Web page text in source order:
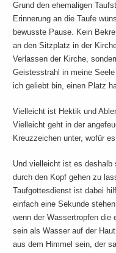
Grund den ehemaligen
Erinnerung an die Taufe
bewusste Pause. Kein
an den Sitzplatz in der
Verlassen der Kirche,
Geistesstrahl in meine
ich geliebt bin, einen Platz
Vielleicht ist Hektik und
Vielleicht geht in der
Kreuzzeichen unter, wofür
Und vielleicht ist es
durch den Kopf gehen zu
Taufgottesdienst ist dabei
einfach eine Sekunde
wenn der Wassertropfen die
sein als Wasser auf der
aus dem Himmel sein, der